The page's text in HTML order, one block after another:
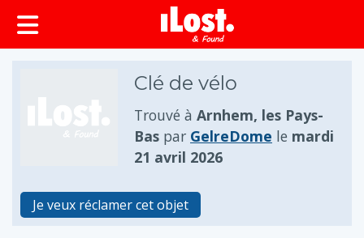
principal
Clé de vélo
Trouvé à Arnhem, les Pays-
Bas par GelreDome le mardi
21 avril 2026
Je veux réclamer cet objet